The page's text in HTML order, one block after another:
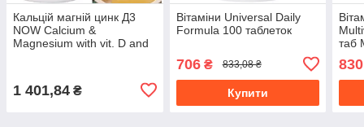
Кальцій магній цинк Д3
NOW Calcium &
Magnesium with vit. D and
1 401,84 ₴
Вітаміни Universal Daily
Formula 100 таблеток
706₴ 833,08 ₴
Купити
таб
830